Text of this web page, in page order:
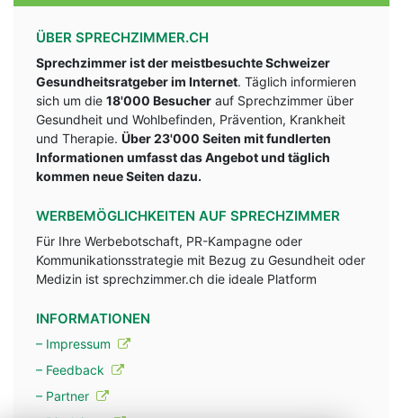
ÜBER SPRECHZIMMER.CH
Sprechzimmer ist der meistbesuchte Schweizer
Gesundheitsratgeber im Internet. Täglich informieren
sich um die 18'000 Besucher auf Sprechzimmer über
Gesundheit und Wohlbefinden, Prävention, Krankheit
und Therapie. Über 23'000 Seiten mit fundlerten
Informationen umfasst das Angebot und täglich
kommen neue Seiten dazu.
WERBEMÖGLICHKEITEN AUF SPRECHZIMMER
Für Ihre Werbebotschaft, PR-Kampagne oder
Kommunikationsstrategie mit Bezug zu Gesundheit oder
Medizin ist sprechzimmer.ch die ideale Platform
INFORMATIONEN
– Impressum
– Feedback
– Partner